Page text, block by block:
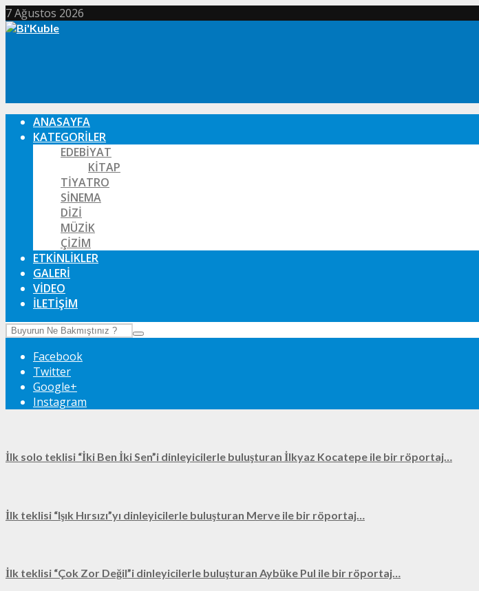
7 Ağustos 2026
ANASAYFA
KATEGORILER
EDEBIYAT
KITAP
TIYATRO
SINEMA
DIZI
MÜZIK
ÇIZIM
ETKINLIKLER
GALERI
VIDEO
İLETIŞIM
Facebook
Twitter
Google+
Instagram
İlk solo teklisi “İki Ben İki Sen”i dinleyicilerle buluşturan İlkyaz Kocatepe ile bir röportaj…
İlk teklisi “Işık Hırsızı”yı dinleyicilerle buluşturan Merve ile bir röportaj…
İlk teklisi “Çok Zor Değil”i dinleyicilerle buluşturan Aybüke Pul ile bir röportaj…